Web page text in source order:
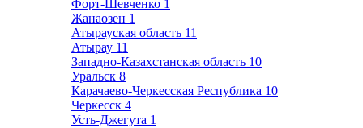
Форт-Шевченко 1
Жанаозен 1
Атырауская область 11
Атырау 11
Западно-Казахстанская область 10
Уральск 8
Карачаево-Черкесская Республика 10
Черкесск 4
Усть-Джегута 1